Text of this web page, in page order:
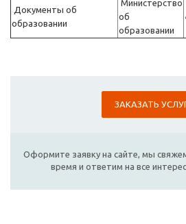
Документы об
образовании
Министерство
об
образовании
ЗАКАЗАТЬ
Оформите заявку на сайте, мы
время и ответим на все